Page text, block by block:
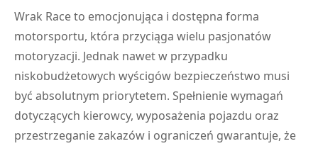
Wrak Race to emocjonująca i dostępna forma
motorsportu, która przyciąga wielu pasjonatów
motoryzacji. Jednak nawet w przypadku
niskobudżetowych wyścigów bezpieczeństwo musi
być absolutnym priorytetem. Spełnienie wymagań
dotyczących kierowcy, wyposażenia pojazdu oraz
przestrzeganie zakazów i ograniczeń gwarantuje, że